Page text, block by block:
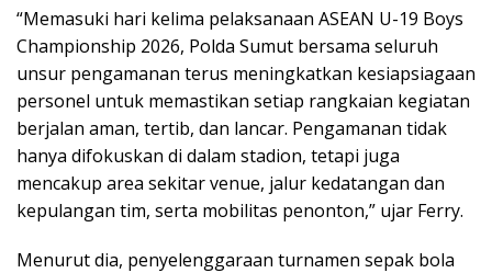
“Memasuki hari kelima pelaksanaan ASEAN U-19 Boys
Championship 2026, Polda Sumut bersama seluruh
unsur pengamanan terus meningkatkan kesiapsiagaan
personel untuk memastikan setiap rangkaian kegiatan
berjalan aman, tertib, dan lancar. Pengamanan tidak
hanya difokuskan di dalam stadion, tetapi juga
mencakup area sekitar venue, jalur kedatangan dan
kepulangan tim, serta mobilitas penonton,” ujar Ferry.
Menurut dia, penyelenggaraan turnamen sepak bola